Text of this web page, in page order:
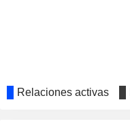
Relaciones activas